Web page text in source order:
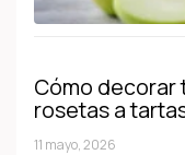
Cómo
rosetas a
11 mayo, 2026